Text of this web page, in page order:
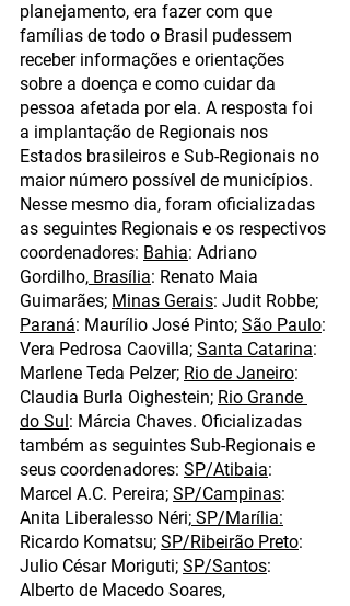
planejamento, era fazer com que
famílias de todo o Brasil pudessem
receber informações e orientações
sobre a doença e como cuidar da
pessoa afetada por ela. A resposta foi
a implantação de Regionais nos
Estados brasileiros e Sub-Regionais no
maior número possível de municípios.
Nesse mesmo dia, foram oficializadas
as seguintes Regionais e os respectivos
coordenadores: Bahia: Adriano
Gordilho, Brasília: Renato Maia
Guimarães; Minas Gerais: Judit Robbe;
Paraná: Maurílio José Pinto; São Paulo:
Vera Pedrosa Caovilla; Santa Catarina:
Marlene Teda Pelzer; Rio de Janeiro:
Claudia Burla Oighestein; Rio Grande
do Sul: Márcia Chaves. Oficializadas
também as seguintes Sub-Regionais e
seus coordenadores: SP/Atibaia:
Marcel A.C. Pereira; SP/Campinas:
Anita Liberalesso Néri; SP/Marília:
Ricardo Komatsu; SP/Ribeirão Preto:
Julio César Moriguti; SP/Santos:
Alberto de Macedo Soares,